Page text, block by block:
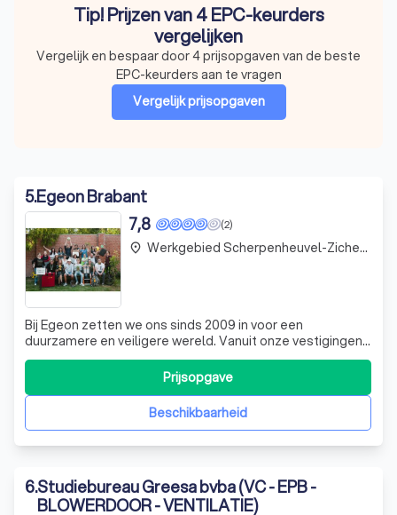
Tip! Prijzen van 4 EPC-keurders
vergelijken
Vergelijk en bespaar door 4 prijsopgaven van de beste
EPC-keurders aan te vragen
Vergelijk prijsopgaven
5.Egeon Brabant
(2)
7,8
Bij Egeon zetten we ons sinds 2009 in voor een
duurzamere en veiligere wereld. Vanuit onze vestigingen
in Melle, Begijnendijk en Luik bieden we een breed scala
aan diensten aan die gericht zijn op energie-efficiëntie,
veiligheid en duurzaam bouwen. Onze deskundige
medewerkers begeleiden u met passie
Beschikbaarheid
Prijsopgave
place Werkgebied Scherpenheuvel-Zichem Testelt
6.Studiebureau Greesa bvba (VC - EPB -
BLOWERDOOR - VENTILATIE)